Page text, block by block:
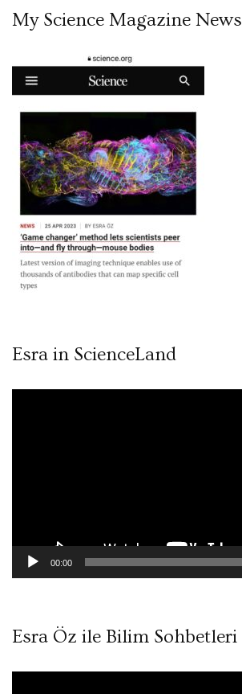
My Science Magazine News
Esra in ScienceLand
00:00
Esra Öz ile Bilim Sohbetleri